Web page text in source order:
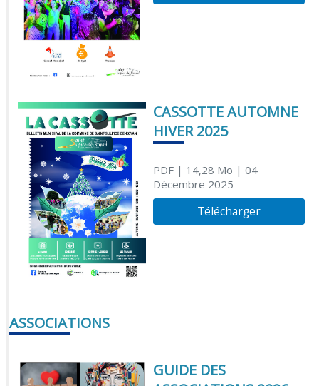
CASSOTTE AUTOMNE
HIVER 2025
PDF| 14,28 Mo | 04
Décembre 2025
Télécharger
ASSOCIATIONS
GUIDE DES